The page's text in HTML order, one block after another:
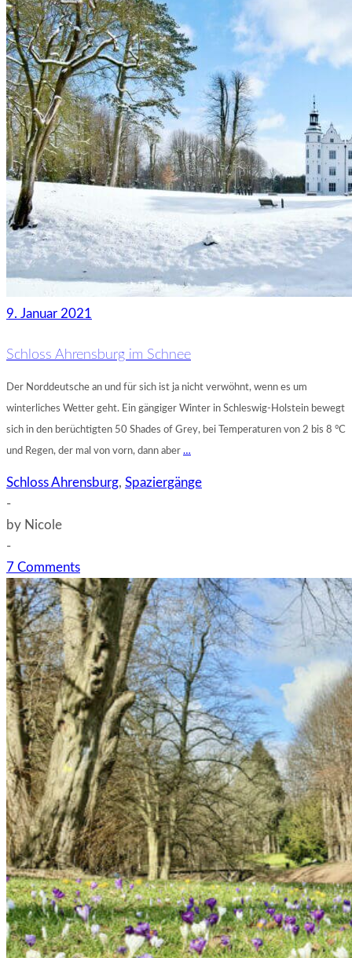
9. Januar 2021
Schloss Ahrensburg im Schnee
Der Norddeutsche an und für sich ist ja nicht verwöhnt, wenn es um
winterliches Wetter geht. Ein gängiger Winter in Schleswig-Holstein bewegt
sich in den berüchtigten 50 Shades of Grey, bei Temperaturen von 2 bis 8 °C
und Regen, der mal von vorn, dann aber …
Schloss Ahrensburg, Spaziergänge
-
by Nicole
-
7 Comments